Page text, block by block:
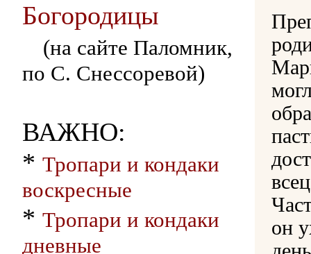
Богородицы
(на сайте Паломник,
по С. Снессоревой)
ВАЖНО:
* Тропари и кондаки
воскресные
* Тропари и кондаки
дневные
он